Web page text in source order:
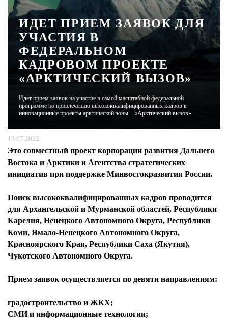
ХАЙП
ЧЕЛОВЕК ОСОБЕННЫЙ
КУЛЬТ ЕДЫ
АФИША
ИДЕТ ПРИЕМ ЗАЯВОК ДЛЯ
УЧАСТИЯ В
ФЕДЕРАЛЬНОМ
КАДРОВОМ ПРОЕКТЕ
«АРКТИЧЕСКИЙ ВЫЗОВ»
Идет прием заявок на участие в самой масштабной федеральной
программе по привлечению высококвалифицированных кадров в
инновационные проекты арктической зоны – «Арктический вызов»
19.07.2022
Это совместный проект корпорации развития Дальнего
Востока и Арктики и Агентства стратегических
инициатив при поддержке Минвостокразвития России.
Поиск высококвалифицированных кадров проводится
для Архангельской и Мурманской областей, Республики
Карелия, Ненецкого Автономного Округа, Республики
Коми, Ямало-Ненецкого Автономного Округа,
Красноярского Края, Республики Саха (Якутия),
Чукотского Автономного Округа.
Прием заявок осуществляется по девяти направлениям:
градостроительство и ЖКХ;
СМИ и информационные технологии;